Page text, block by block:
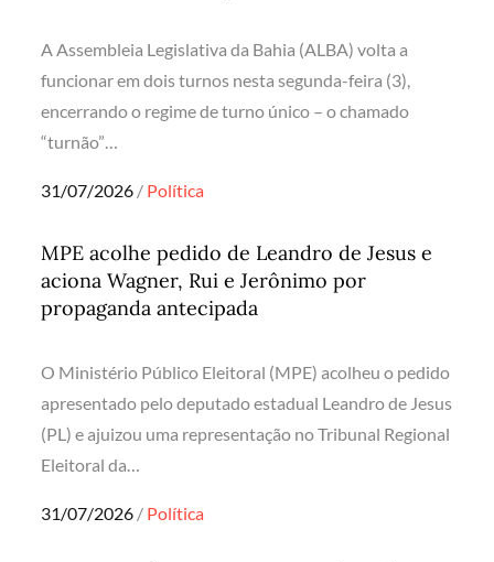
A Assembleia Legislativa da Bahia (ALBA) volta a
funcionar em dois turnos nesta segunda-feira (3),
encerrando o regime de turno único – o chamado
“turnão”…
Posted
31/07/2026 Política
MPE acolhe pedido de Leandro de Jesus e
aciona Wagner, Rui e Jerônimo por
propaganda antecipada
O Ministério Público Eleitoral (MPE) acolheu o pedido
apresentado pelo deputado estadual Leandro de Jesus
(PL) e ajuizou uma representação no Tribunal Regional
Eleitoral da…
Posted
31/07/2026 Política